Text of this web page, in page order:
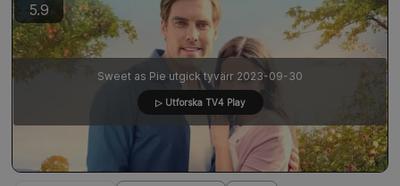
Sweet as Pie utgick tyvärr 2023-09-30
▷ Utforska TV4 Play
5.9